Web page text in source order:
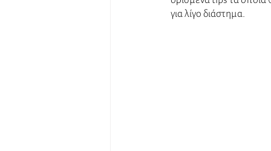
για λίγο διάστημα.